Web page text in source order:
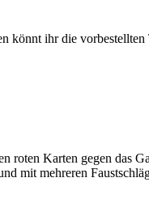
ihr die vorbestellten
roten Karten gegen das
mit mehreren